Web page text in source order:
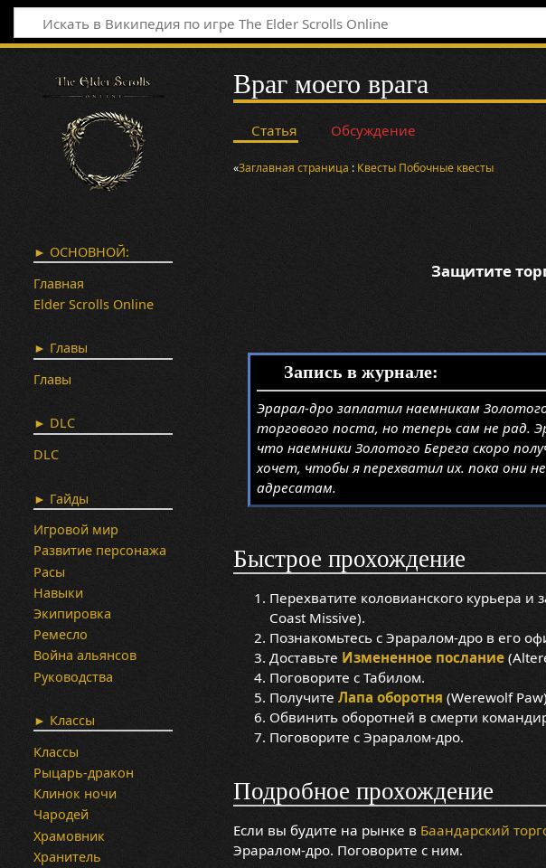
Враг моего врага
Статья Обсуждение
«Заглавная страница : Квесты Побочные квесты
Защитите
Запись в журнале:
Эрарал-дро заплатил наемникам
торгового поста, но теперь сам не рад.
что наемники Золотого Берега скоро
хочет, чтобы я перехватил их. пока они
адресатам.
Быстрое прохождение
Перехватите коловианского курьера и
Coast Missive).
Познакомьтесь с Эраралом-дро в его
Доставьте Измененное послание
Поговорите с Табилом.
ПолучитеЛапа оборотня (Werewolf
Обвинить оборотней в смерти
Поговорите с Эраралом-дро.
Подробное прохождение
Если вы будите на рынке в Баандарский
Эраралом-дро. Поговорите с ним.
► ОСНОВНОЙ:
Главная
Elder Scrolls Online
► Главы
Главы
► DLC
DLC
► Гайды
Игровой мир
Развитие персонажа
Расы
Навыки
Экипировка
Ремесло
Война альянсов
Руководства
► Классы
Классы
Рыцарь-дракон
Клинок ночи
Чародей
Храмовник
Хранитель